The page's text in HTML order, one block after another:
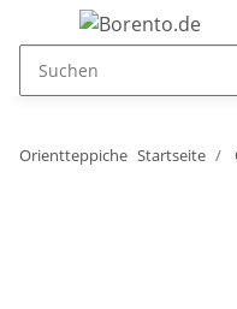
Orientteppiche Startseite